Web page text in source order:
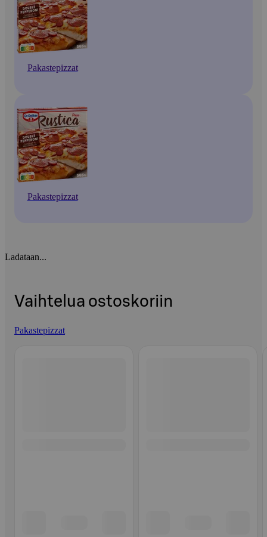
Pakastepizzat
Pakastepizzat
Ladataan...
Vaihtelua ostoskoriin
Pakastepizzat